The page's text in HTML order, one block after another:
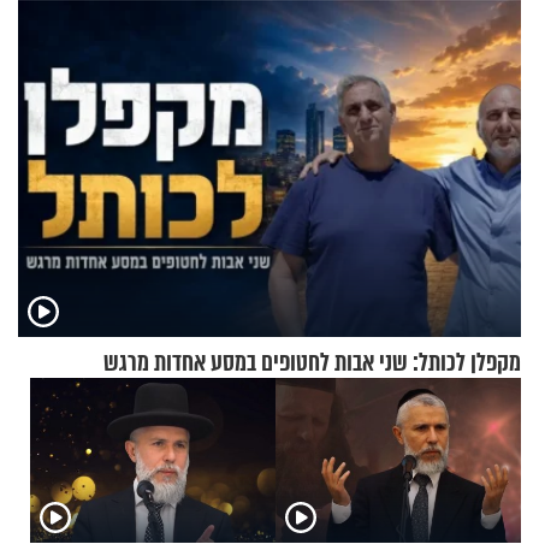
ההתחזקות?
מעורר השראה
מקפלן לכותל: שני אבות לחטופים במסע אחדות מרגש